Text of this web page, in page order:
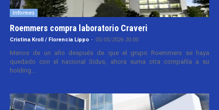
Informes
Roemmers compra laboratorio Craveri
Cristina Kroll / Florencia Lippo - 05/05/2026 20:00
Menos de un año después de que el grupo Roemmers se haya
quedado con el nacional Sidus, ahora suma otra compañía a su
holding....